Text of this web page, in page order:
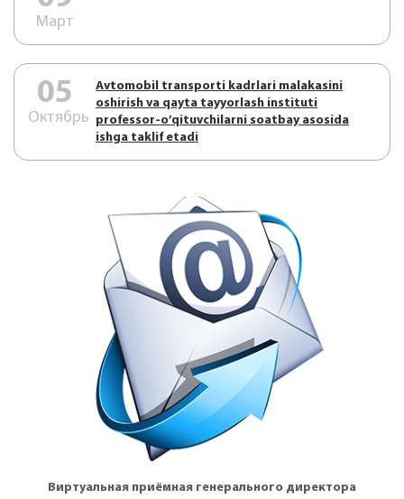
Март
05
Октябрь
Аvtоmоbil trаnspоrti kаdrlаri mаlаkаsini
оshirish vа qаytа tаyyorlаsh instituti
prоfеssоr-o’qituvchilаrni sоаtbаy аsоsidа
ishgа tаklif etаdi
Виртуальная приёмная генерального директора